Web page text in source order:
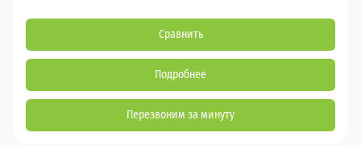
Сравнить
Подробнее
Перезвоним за минуту